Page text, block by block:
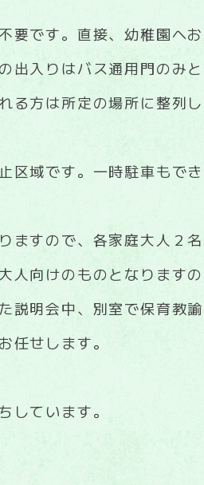
要です。直接、幼稚園へお
出入りはバス通用門のみと
る方は所定の場所に整列
区域です。一時駐車もで
ますので、各家庭大人２名
人向けのものとなります
説明会中、別室で保育教
任せします。
しています。